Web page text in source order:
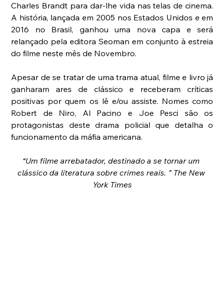
Charles Brandt para dar-lhe vida nas telas de cinema.
A história, lançada em 2005 nos Estados Unidos e em
2016 no Brasil, ganhou uma nova capa e será
relançado pela editora Seoman em conjunto à estreia
do filme neste mês de Novembro.
Apesar de se tratar de uma trama atual, filme e livro já
ganharam ares de clássico e receberam críticas
positivas por quem os lê e/ou assiste. Nomes como
Robert de Niro, Al Pacino e Joe Pesci são os
protagonistas deste drama policial que detalha o
funcionamento da máfia americana.
“Um filme arrebatador, destinado a se tornar um
clássico da literatura sobre crimes reais. ” The New
York Times